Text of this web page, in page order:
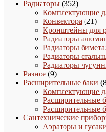
Радиаторы 352352
товара
Комплектующие
Конвектора 2121
Кронштейны для
Радиаторы
Радиаторы
Радиаторы
Радиаторы
Разное 99
товаров
Расширительные баки
Комплектующие
Расширительные
Расширительные
Сантехнические
Аэраторы и гусаки